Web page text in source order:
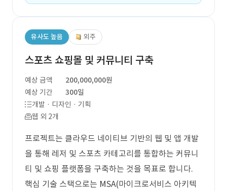
유사도 높음 외주
스포츠 쇼핑몰 및 커뮤니티 구축
예상 금액
200,000,000원
예상 기간
300일
개발 · 디자인 · 기획
웹 외 2개
프로젝트는 클라우드 네이티브 기반의 웹 및 앱 개발
을 통해 레저 및 스포츠 카테고리를 통합하는 커뮤니
티 및 쇼핑 플랫폼을 구축하는 것을 목표로 합니다.
핵심 기술 스택으로는 MSA(마이크로서비스 아키텍